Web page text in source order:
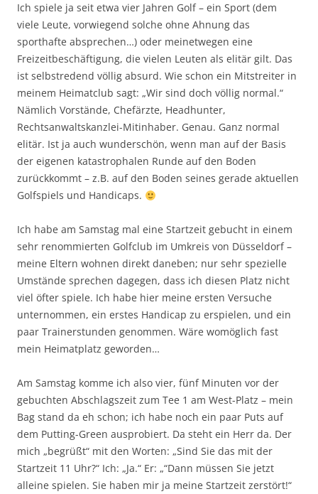
Ich spiele ja seit etwa vier Jahren Golf – ein Sport (dem
viele Leute, vorwiegend solche ohne Ahnung das
sporthafte absprechen…) oder meinetwegen eine
Freizeitbeschäftigung, die vielen Leuten als elitär gilt. Das
ist selbstredend völlig absurd. Wie schon ein Mitstreiter in
meinem Heimatclub sagt: „Wir sind doch völlig normal.“
Nämlich Vorstände, Chefärzte, Headhunter,
Rechtsanwaltskanzlei-Mitinhaber. Genau. Ganz normal
elitär. Ist ja auch wunderschön, wenn man auf der Basis
der eigenen katastrophalen Runde auf den Boden
zurückkommt – z.B. auf den Boden seines gerade aktuellen
Golfspiels und Handicaps.
Ich habe am Samstag mal eine Startzeit gebucht in einem
sehr renommierten Golfclub im Umkreis von Düsseldorf –
meine Eltern wohnen direkt daneben; nur sehr spezielle
Umstände sprechen dagegen, dass ich diesen Platz nicht
viel öfter spiele. Ich habe hier meine ersten Versuche
unternommen, ein erstes Handicap zu erspielen, und ein
paar Trainerstunden genommen. Wäre womöglich fast
mein Heimatplatz geworden…
Am Samstag komme ich also vier, fünf Minuten vor der
gebuchten Abschlagszeit zum Tee 1 am West-Platz – mein
Bag stand da eh schon; ich habe noch ein paar Puts auf
dem Putting-Green ausprobiert. Da steht ein Herr da. Der
mich „begrüßt“ mit den Worten: „Sind Sie das mit der
Startzeit 11 Uhr?“ Ich: „Ja.“ Er: „“Dann müssen Sie jetzt
alleine spielen. Sie haben mir ja meine Startzeit zerstört!“